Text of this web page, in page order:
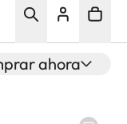
ahora